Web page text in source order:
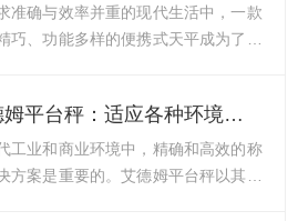
和秤，主要应用于实验室，教育，
准确与效率并重的现代生活中，一款
巧、功能多样的便携式天平成为了众
，在珠宝鉴定、药材称量等多个场景
着不可替代的作用。在珠宝鉴定领
一颗宝石的重量都是其品质与价值评
艾德姆平台秤：适应各种环境，满足多样化需求
工业和商业环境中，精确和高效的称
方案是重要的。艾德姆平台秤以其性